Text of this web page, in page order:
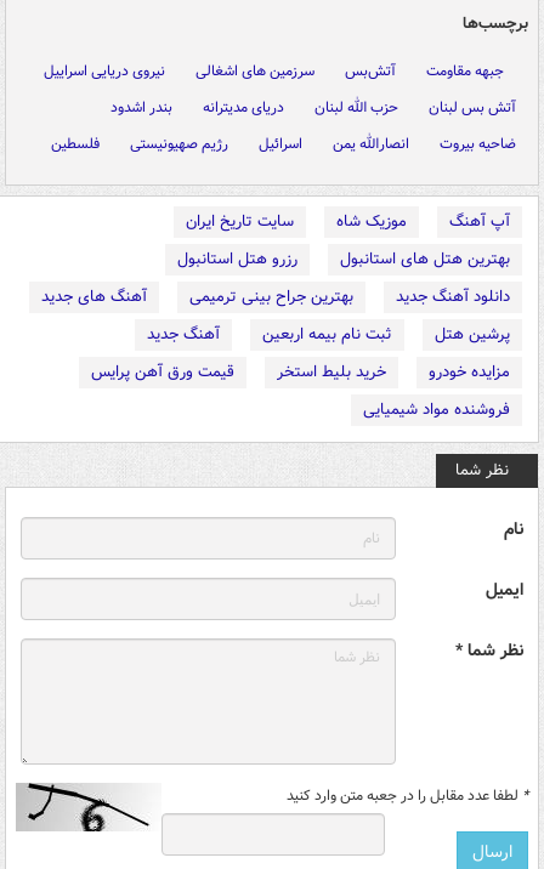
برچسب‌ها
جبهه مقاومت آتش‌بس سرزمین های اشغالی
نیروی دریایی اسراییل
آتش بس لبنان
حزب الله لبنان دریای مدیترانه
بندر اشدود
ضاحیه بیروت
انصارالله یمن اسرائیل رژیم صهیونیستی فلسطین
آپ آهنگ موزیک شاه
سایت تاریخ ایران
بهترین هتل های استانبول
رزرو هتل استانبول
دانلود آهنگ جدید
بهترین جراح بینی ترمیمی
آهنگ های جدید
پرشین هتل
ثبت نام بیمه اربعین
آهنگ جدید
مزایده خودرو
خرید بلیط استخر
قیمت ورق آهن پرایس
فروشنده مواد شیمیایی
نظر شما
نام
ایمیل
نظر شما *
* لطفا عدد مقابل را در جعبه متن وارد کنید